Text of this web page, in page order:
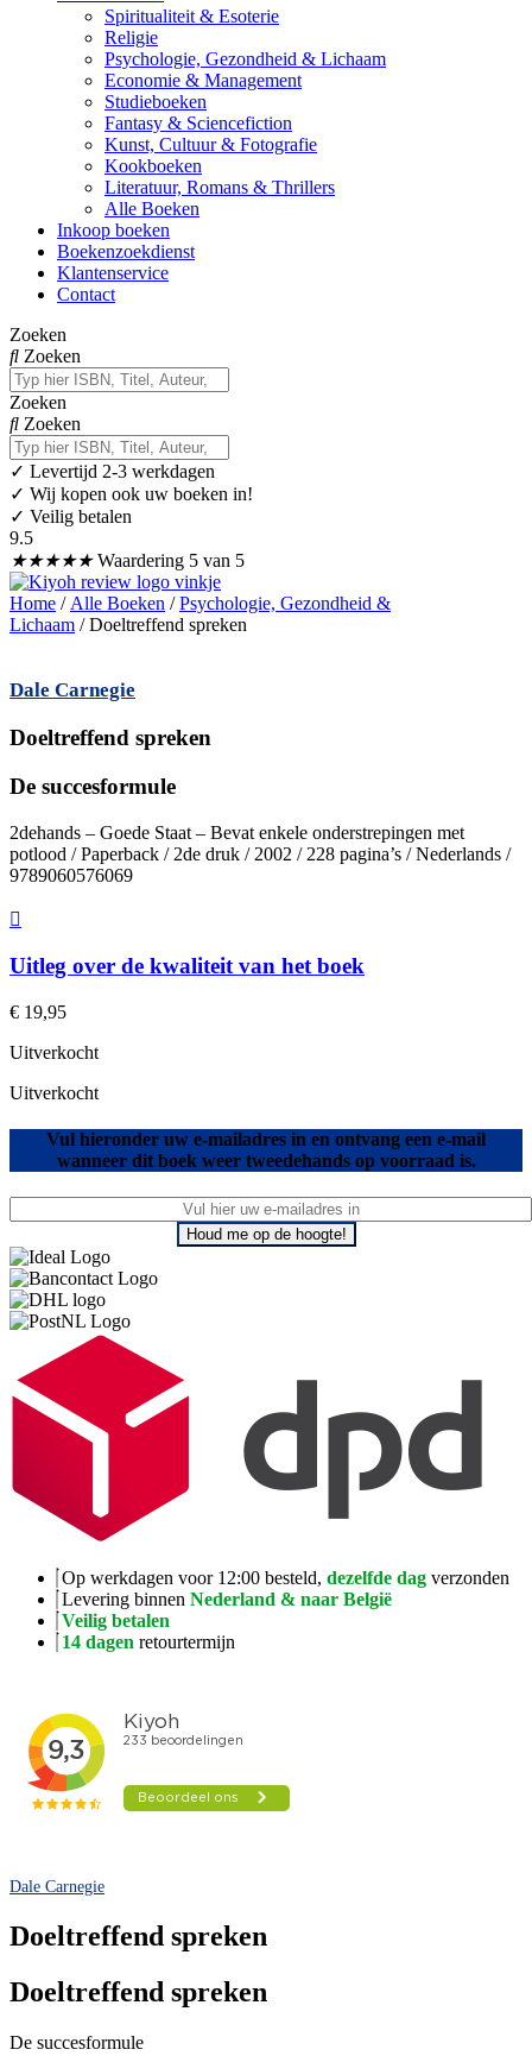
Spiritualiteit & Esoterie
Religie
Psychologie, Gezondheid & Lichaam
Economie & Management
Studieboeken
Fantasy & Sciencefiction
Kunst, Cultuur & Fotografie
Kookboeken
Literatuur, Romans & Thrillers
Alle Boeken
Inkoop boeken
Boekenzoekdienst
Klantenservice
Contact
Zoeken
Zoeken
Zoeken
Zoeken
✓ Levertijd 2-3 werkdagen
✓ Wij kopen ook uw boeken in!
✓ Veilig betalen
9.5
★★★★★ Waardering 5 van 5
Home / Alle Boeken /Psychologie, Gezondheid &
Lichaam / Doeltreffend spreken
Dale Carnegie
Doeltreffend spreken
De succesformule
2dehands – Goede Staat – Bevat enkele onderstrepingen met
potlood / Paperback / 2de druk / 2002 / 228 pagina’s / Nederlands /
9789060576069
Uitleg over de kwaliteit van het boek
€ 19,95
Uitverkocht
Uitverkocht
Vul hieronder uw e-mailadres in en ontvang een e-mail
wanneer dit boek weer tweedehands op voorraad is.
Houd me op de hoogte!
Op werkdagen voor 12:00 besteld, dezelfde dag verzonden
Levering binnen Nederland & naar België
Veilig betalen
14 dagen retourtermijn
Dale Carnegie
Doeltreffend spreken
Doeltreffend spreken
De succesformule